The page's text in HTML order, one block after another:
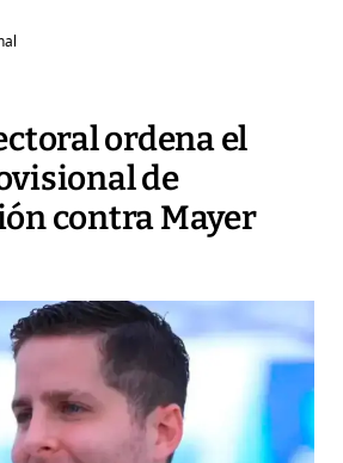
ordena el
de
contra Mayer